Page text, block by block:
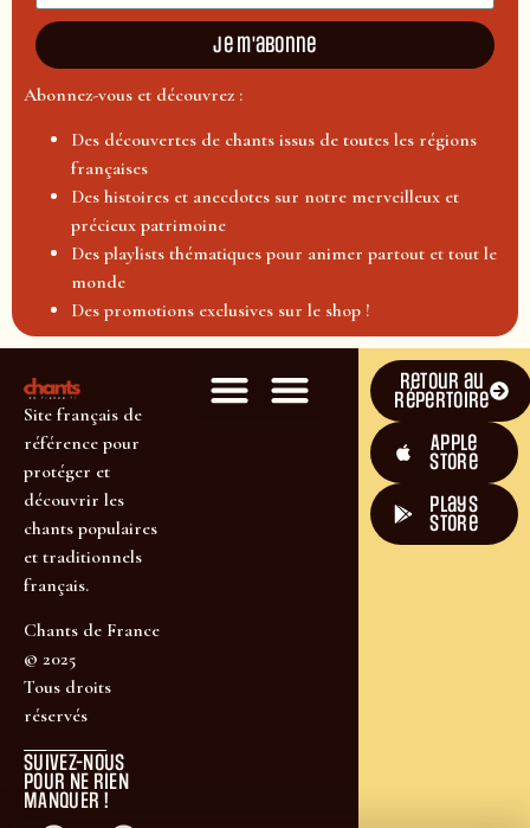
Je m'abonne
Abonnez-vous et découvrez :
Des découvertes de chants issus de toutes les régions
françaises
Des histoires et anecdotes sur notre merveilleux et
précieux patrimoine
Des playlists thématiques pour animer partout et tout le
monde
Des promotions exclusives sur le shop !
Site français de
référence pour
protéger et
découvrir les
chants populaires
et traditionnels
français.
Chants de France
© 2025
Tous droits
réservés
SUIVEZ-NOUS
POUR NE RIEN
MANQUER !
Retour au
répertoire
Apple
Store
plays
store